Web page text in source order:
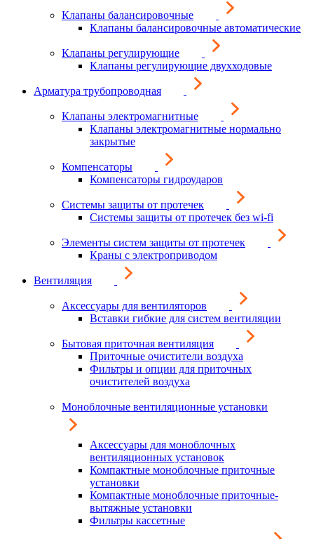
Клапаны балансировочные
Клапаны балансировочные автоматические
Клапаны регулирующие
Клапаны регулирующие двухходовые
Арматура трубопроводная
Клапаны электромагнитные
Клапаны электромагнитные нормально
закрытые
Компенсаторы
Компенсаторы гидроударов
Системы защиты от протечек
Системы защиты от протечек без wi-fi
Элементы систем защиты от протечек
Краны с электроприводом
Вентиляция
Аксессуары для вентиляторов
Вставки гибкие для систем вентиляции
Бытовая приточная вентиляция
Приточные очистители воздуха
Фильтры и опции для приточных
очистителей воздуха
Моноблочные вентиляционные установки
Аксессуары для моноблочных
вентиляционных установок
Компактные моноблочные приточные
установки
Компактные моноблочные приточные-
вытяжные установки
Фильтры кассетные